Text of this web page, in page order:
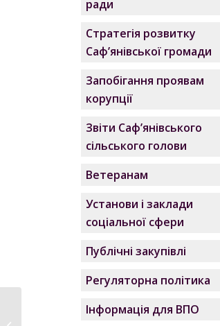
ради
Стратегія розвитку
Саф’янівської громади
Запобігання проявам
корупції
Звіти Саф’янівського
сільського голови
Ветеранам
Установи і заклади
соціальної сфери
Публічні закупівлі
Регуляторна політика
Інформація для ВПО